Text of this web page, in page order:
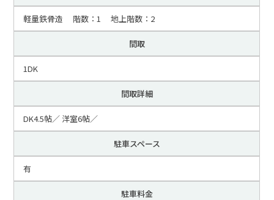
軽量鉄骨造 階数：1 地上階数：2
間取
1DK
間取詳細
DK4.5帖／ 洋室6帖／
駐車スペース
有
駐車料金